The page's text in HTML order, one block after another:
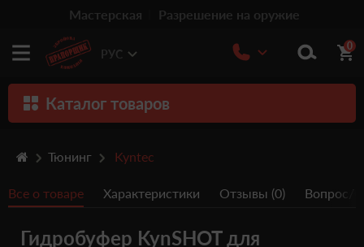
Мастерская Разрешение на оружие
РУС
0
Каталог товаров
Травматическое оружие
Пистолеты
Тюнинг Kyntec
Все о товаре Характеристики Отзывы (0) Вопрос/
Гидробуфер KynSHOT для